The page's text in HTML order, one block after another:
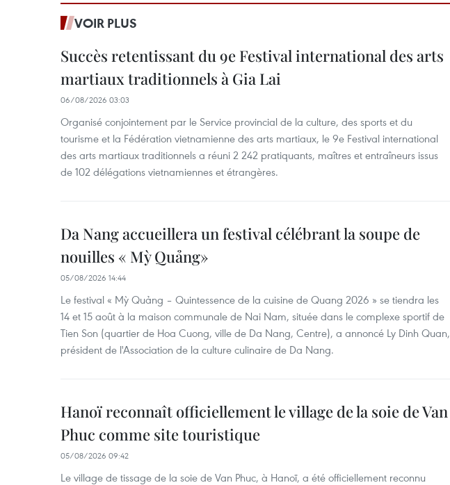
VOIR PLUS
Succès retentissant du 9e Festival international des arts
martiaux traditionnels à Gia Lai
06/08/2026 03:03
Organisé conjointement par le Service provincial de la culture, des sports et du
tourisme et la Fédération vietnamienne des arts martiaux, le 9e Festival international
des arts martiaux traditionnels a réuni 2 242 pratiquants, maîtres et entraîneurs issus
de 102 délégations vietnamiennes et étrangères.
Da Nang accueillera un festival célébrant la soupe de
nouilles « Mỳ Quảng»
05/08/2026 14:44
Le festival « Mỳ Quảng – Quintessence de la cuisine de Quang 2026 » se tiendra les
14 et 15 août à la maison communale de Nai Nam, située dans le complexe sportif de
Tien Son (quartier de Hoa Cuong, ville de Da Nang, Centre), a annoncé Ly Dinh Quan,
président de l'Association de la culture culinaire de Da Nang.
Hanoï reconnaît officiellement le village de la soie de Van
Phuc comme site touristique
05/08/2026 09:42
Le village de tissage de la soie de Van Phuc, à Hanoï, a été officiellement reconnu